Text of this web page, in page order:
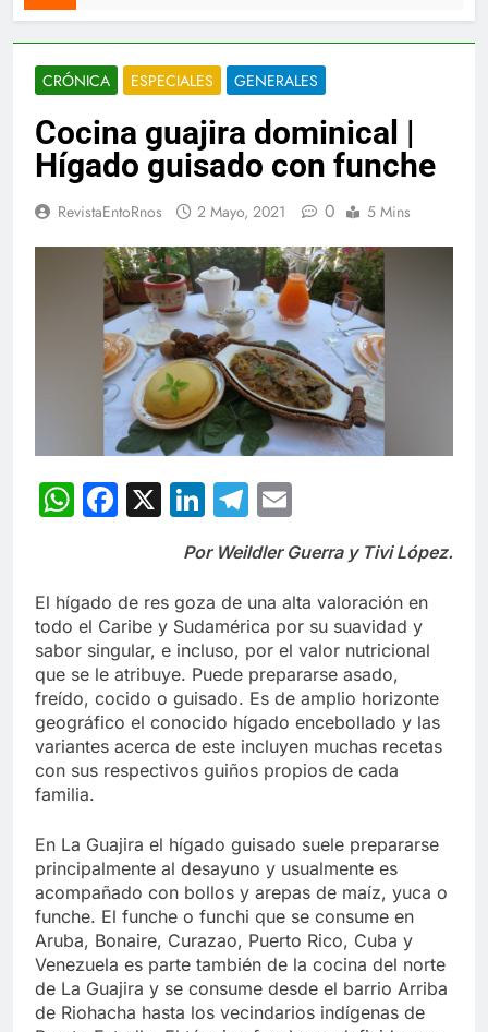
CRÓNICA ESPECIALES GENERALES
Cocina guajira dominical |
Hígado guisado con funche
RevistaEntoRnos 2 Mayo, 2021 0 5 Mins
WhatsApp
Facebook
X LinkedIn
Telegram
Por Weildler Guerra y Tivi López.
El hígado de res goza de una alta valoración en
todo el Caribe y Sudamérica por su suavidad y
sabor singular, e incluso, por el valor nutricional
que se le atribuye. Puede prepararse asado,
freído, cocido o guisado. Es de amplio horizonte
geográfico el conocido hígado encebollado y las
variantes acerca de este incluyen muchas recetas
con sus respectivos guiños propios de cada
familia.
En La Guajira el hígado guisado suele prepararse
principalmente al desayuno y usualmente es
acompañado con bollos y arepas de maíz, yuca o
funche. El funche o funchi que se consume en
Aruba, Bonaire, Curazao, Puerto Rico, Cuba y
Venezuela es parte también de la cocina del norte
de La Guajira y se consume desde el barrio Arriba
de Riohacha hasta los vecindarios indígenas de